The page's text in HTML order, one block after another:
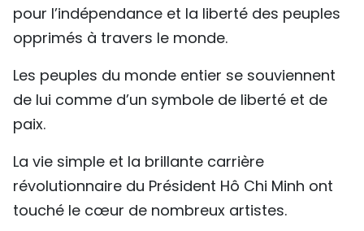
pour l’indépendance et la liberté des peuples
opprimés à travers le monde.
Les peuples du monde entier se souviennent
de lui comme d’un symbole de liberté et de
paix.
La vie simple et la brillante carrière
révolutionnaire du Président Hô Chi Minh ont
touché le cœur de nombreux artistes.